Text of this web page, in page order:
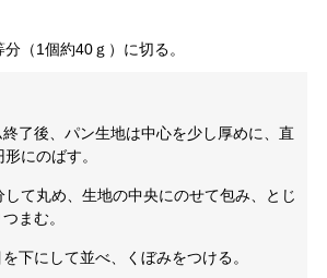
（1個約40ｇ）に切る。
了後、パン生地は中心を少し厚めに、直
にのばす。
て丸め、生地の中央にのせて包み、とじ
まむ。
下にして並べ、くぼみをつける。